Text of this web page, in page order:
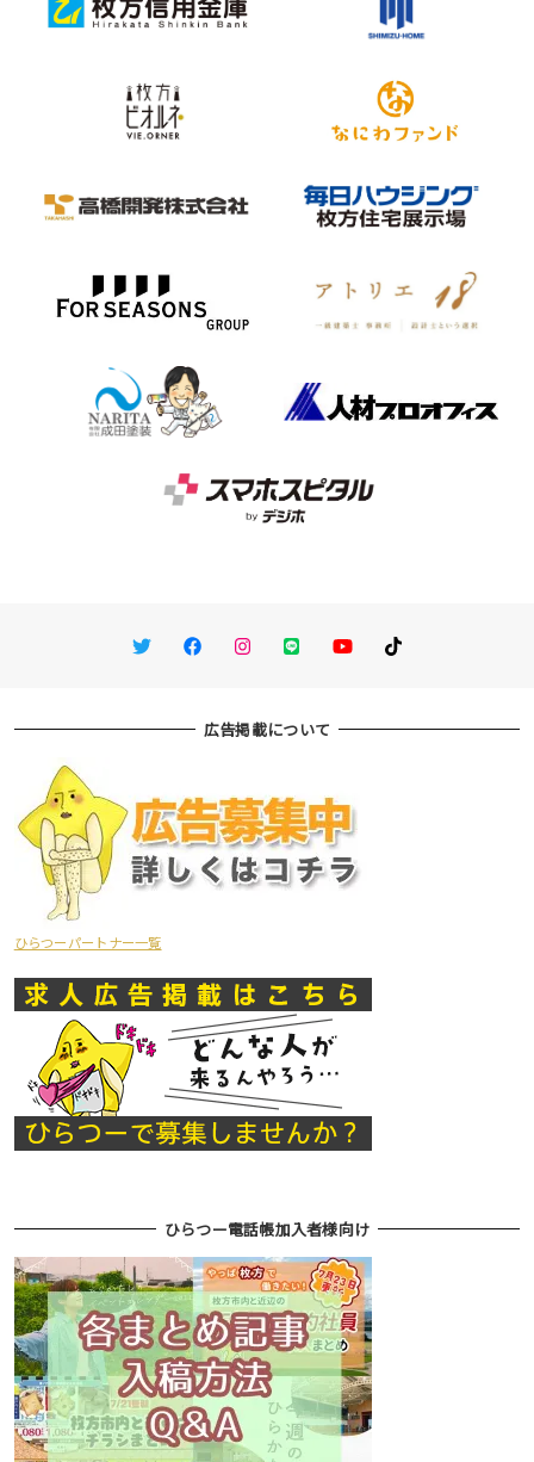
TwitterFacebookInstagram
LINE You TubeTikTok
広告掲載について
ひらつーパートナー一覧
ひらつー電話帳加入者様向け